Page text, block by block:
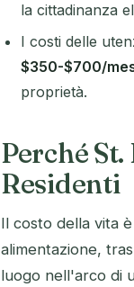
la cittadinanza
I costi delle
$350-$700/
proprietà.
Perché
Residenti
Il costo della vita
alimentazione,
luogo nell'arco di